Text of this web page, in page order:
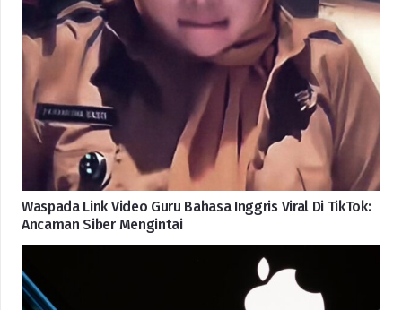
Waspada Link Video Guru Bahasa Inggris Viral Di TikTok:
Ancaman Siber Mengintai